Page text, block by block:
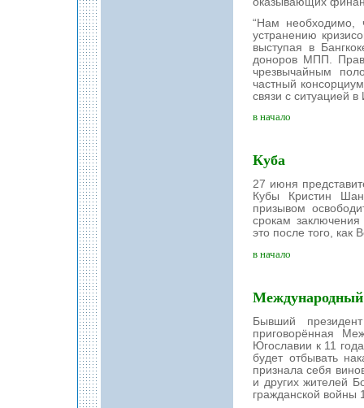
“Нам необходимо,
устранению
выступая в
доноров МПП.
чрезвычайным
частный
связи с ситуацией в
в начало
Куба
27 июня
Кубы Кристин
призывом
срокам
это после того,
в начало
Бывший
приговорённая
Югославии к 11
будет отбывать
признала себя
и других жителей
гражданской войны